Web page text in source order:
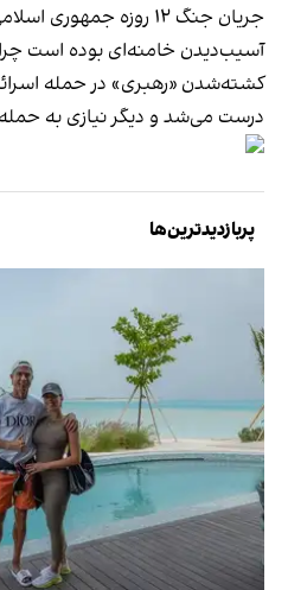
جریان جنگ ۱۲ روزه
آسیب‌دیدن خامنه‌ای بوده است
کشته‌شدن «رهبری» در حمله
درست می‌شد و دیگر نیازی به
پربازدیدترین‌ها